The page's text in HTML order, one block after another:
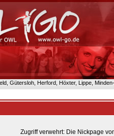
Gütersloh, Herford, Höxter, Lippe,
Zugriff verwehrt: Die Nickpage